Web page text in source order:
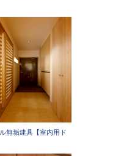
無垢建具【室内用ド